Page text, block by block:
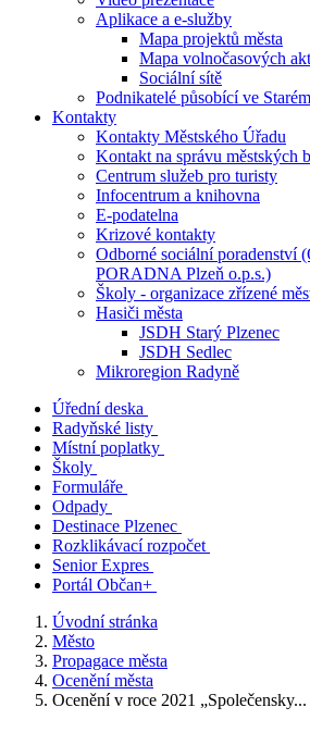
Aplikace a e-služby
Mapa projektů města
Mapa volnočasových
Sociální sítě
Podnikatelé působící ve
Kontakty
Kontakty Městského Úřadu
Kontakt na správu městských
Centrum služeb pro turisty
Infocentrum a knihovna
E-podatelna
Krizové kontakty
Odborné sociální poradenství
PORADNA Plzeň o.p.s.)
Školy - organizace zřízené
Hasiči města
JSDH Starý Plzenec
JSDH Sedlec
Mikroregion Radyně
Úřední deska
Radyňské listy
Místní poplatky
Školy
Formuláře
Odpady
Destinace Plzenec
Rozklikávací rozpočet
Senior Expres
Portál Občan+
Úvodní stránka
Město
Propagace města
Ocenění města
Ocenění v roce 2021 „Společensky...